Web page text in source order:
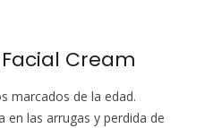
Cream
marcados de la edad.
en las arrugas y perdida de